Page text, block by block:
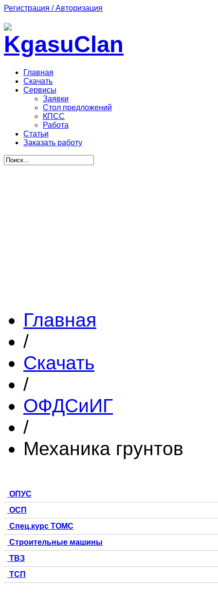
Регистрация / Авторизация
Главная
Скачать
Сервисы
Заявки
Стол предложений
КПСС
Работа
Статьи
Заказать работу
Главная
/
Скачать
/
ОФДСиИГ
/
Механика грунтов
ОПУС
ОСП
Спец.курс ТОМС
Строительные машины
ТВЗ
ТСП